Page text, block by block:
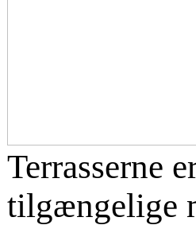
Terrasserne
tilgængelige